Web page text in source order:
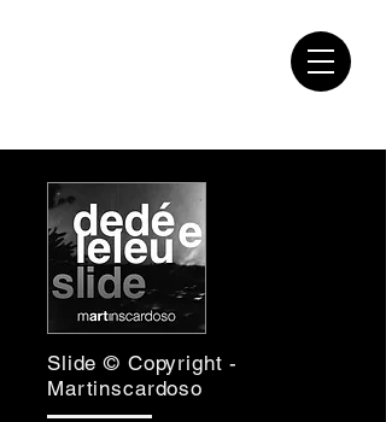
Slide © Copyright -
Martinscardoso